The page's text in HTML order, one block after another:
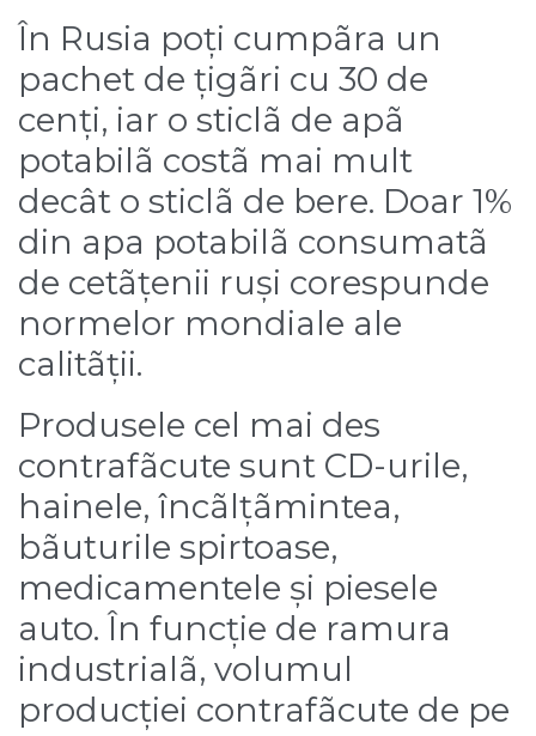
În Rusia poți cumpãra un
pachet de țigãri cu 30 de
cenți, iar o sticlã de apã
potabilã costã mai mult
decât o sticlã de bere. Doar 1%
din apa potabilã consumatã
de cetãțenii ruși corespunde
normelor mondiale ale
calitãții.
Produsele cel mai des
contrafãcute sunt CD-urile,
hainele, încãlțãmintea,
bãuturile spirtoase,
medicamentele și piesele
auto. În funcție de ramura
industrialã, volumul
producției contrafãcute de pe